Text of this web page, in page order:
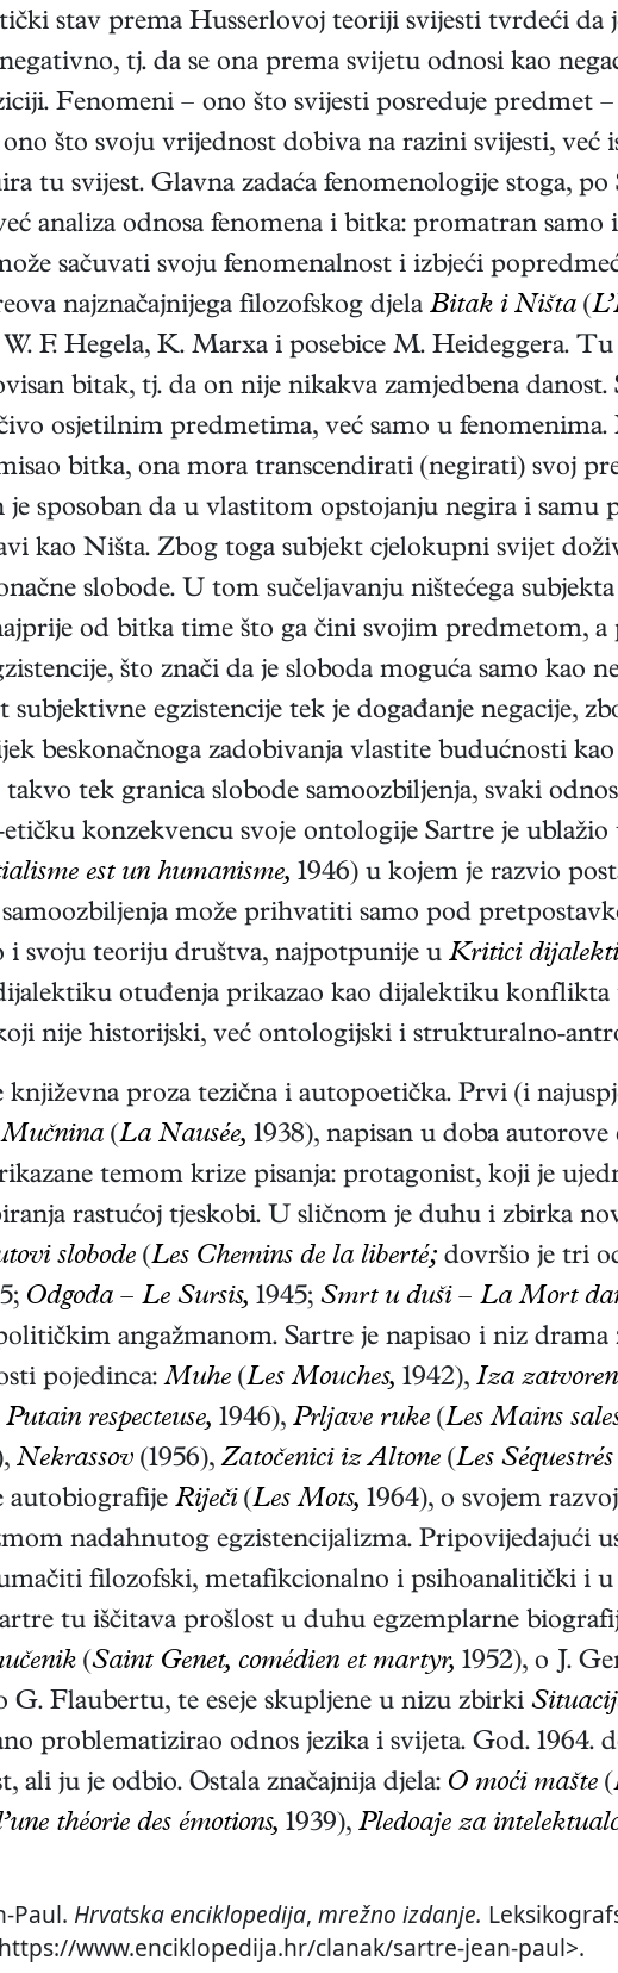
stav prema Husserlovoj teoriji svijesti tvrdeći da
tj. da se ona prema svijetu odnosi kao
Fenomeni – ono što svijesti posreduje predmet –
što svoju vrijednost dobiva na razini svijesti,
tu svijest. Glavna zadaća fenomenologije stoga,
analiza odnosa fenomena i bitka: promatran
sačuvati svoju fenomenalnost i izbjeći
najznačajnijega filozofskog djela Bitak i Ništa (
F. Hegela, K. Marxa i posebice M. Heideggera.
bitak, tj. da on nije nikakva zamjedbena
osjetilnim predmetima, već samo u
bitka, ona mora transcendirati (negirati) svoj
je sposoban da u vlastitom opstojanju negira i samu
kao Ništa. Zbog toga subjekt cjelokupni svijet
slobode. U tom sučeljavanju ništećega
od bitka time što ga čini svojim predmetom,
što znači da je sloboda moguća samo kao
subjektivne egzistencije tek je događanje negacije,
beskonačnoga zadobivanja vlastite budućnosti
tek granica slobode samoozbiljenja, svaki
konzekvencu svoje ontologije Sartre je ublažio
est un humanisme, 1946) u kojem je razvio
može prihvatiti samo pod
i svoju teoriju društva, najpotpunije u Kritici
otuđenja prikazao kao dijalektiku konflikta
nije historijski, već ontologijski i strukturalno-
književna proza tezična i autopoetička. Prvi (i
Mučnina (La Nausée, 1938), napisan u doba
temom krize pisanja: protagonist, koji je
rastućoj tjeskobi. U sličnom je duhu i zbirka
slobode (Les Chemins de la liberté; dovršio je tri
Odgoda – Le Sursis, 1945; Smrt u duši – La Mort
angažmanom. Sartre je napisao i niz
pojedinca:Muhe (Les Mouches, 1942), Iza
respecteuse, 1946), Prljave ruke (Les Mains
Nekrassov (1956),Zatočenici iz Altone (Les
autobiografije Riječi (Les Mots, 1964), o svojem
nadahnutog egzistencijalizma. Pripovijedajući
filozofski, metafikcionalno i psihoanalitički i u
tu iščitava prošlost u duhu egzemplarne
(Saint Genet, comédien et martyr, 1952), o J.
G. Flaubertu, te eseje skupljene u nizu zbirki
problematizirao odnos jezika i svijeta. God. 1964.
ali ju je odbio. Ostala značajnija djela: O moći mašte (
théorie des émotions, 1939), Pledoaje za
Paul. Hrvatska enciklopedija, mrežno izdanje.
www.enciklopedija.hr/clanak/sartre-jean-paul>.